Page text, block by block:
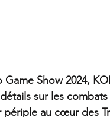
Game Show 2024,
sur les
périple au cœur des